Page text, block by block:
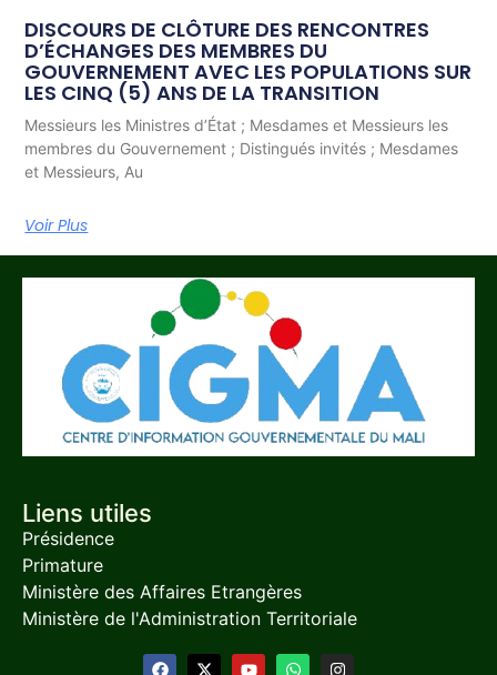
DISCOURS DE CLÔTURE DES RENCONTRES
D’ÉCHANGES DES MEMBRES DU
GOUVERNEMENT AVEC LES POPULATIONS SUR
LES CINQ (5) ANS DE LA TRANSITION
Messieurs les Ministres d’État ; Mesdames et Messieurs les
membres du Gouvernement ; Distingués invités ; Mesdames
et Messieurs, Au
Voir Plus
Liens utiles
Présidence
Primature
Ministère des Affaires Etrangères
Ministère de l'Administration Territoriale